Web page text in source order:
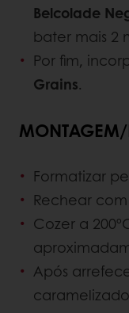
Belcolade
bater mais 2
Por fim,
Grains.
Formatizar
Rechear
Cozer a
Após